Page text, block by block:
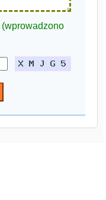
(wprowadzono